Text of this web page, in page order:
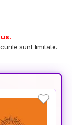
sunt limitate.